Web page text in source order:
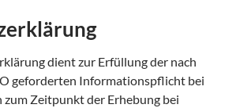
dient zur Erfüllung der nach
geforderten Informationspflicht bei
zum Zeitpunkt der Erhebung bei